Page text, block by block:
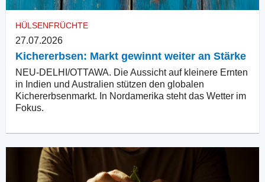
HÜLSENFRÜCHTE
27.07.2026
Kichererbsen: Markt gewinnt weiter an Stärke
NEU-DELHI/OTTAWA. Die Aussicht auf kleinere Ernten
in Indien und Australien stützen den globalen
Kichererbsenmarkt. In Nordamerika steht das Wetter im
Fokus.